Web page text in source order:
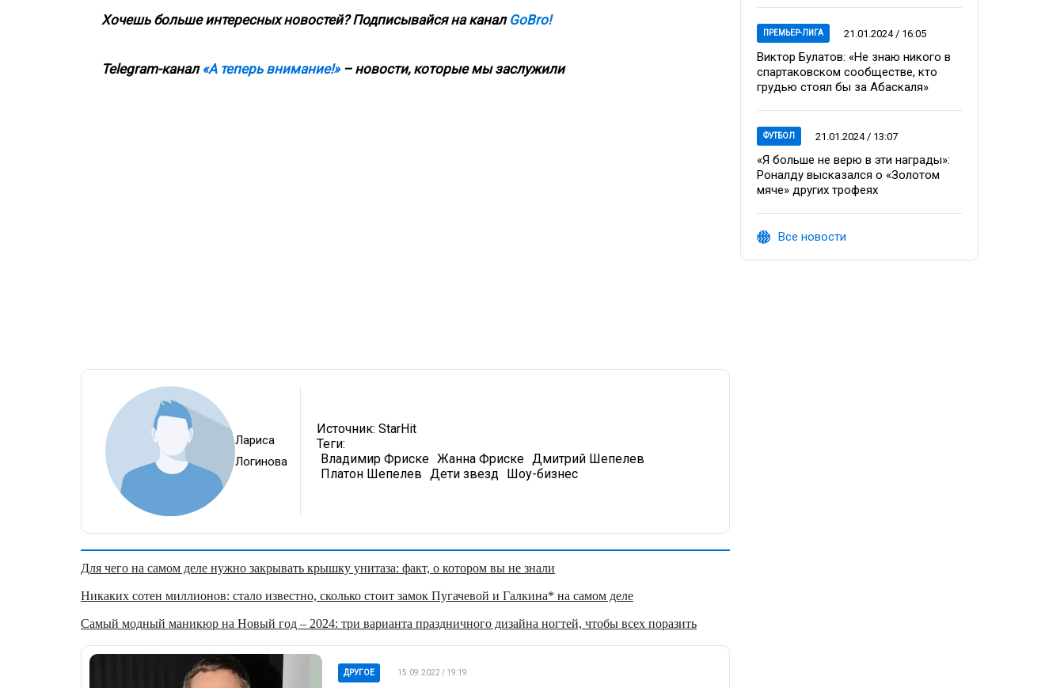
Хочешь больше интересных новостей? Подписывайся на канал GoBro!
Telegram-канал «А теперь внимание!»– новости, которые мы заслужили
Лариса
Логинова
Источник:StarHit
Теги:
Владимир Фриске Жанна Фриске Дмитрий Шепелев
Платон Шепелев Дети звезд Шоу-бизнес
Для чего на самом деле нужно закрывать крышку унитаза: факт, о котором вы не знали
Никаких сотен миллионов: стало известно, сколько стоит замок Пугачевой и Галкина* на самом деле
Самый модный маникюр на Новый год – 2024: три варианта праздничного дизайна ногтей, чтобы всех поразить
ДРУГОЕ 15.09.2022 / 19:19
ПРЕМЬЕР-ЛИГА 21.01.2024 / 16:05
Виктор Булатов: «Не знаю никого в
спартаковском сообществе, кто
грудью стоял бы за Абаскаля»
ФУТБОЛ 21.01.2024 / 13:07
«Я больше не верю в эти награды»:
Роналду высказался о «Золотом
мяче» других трофеях
Все новости